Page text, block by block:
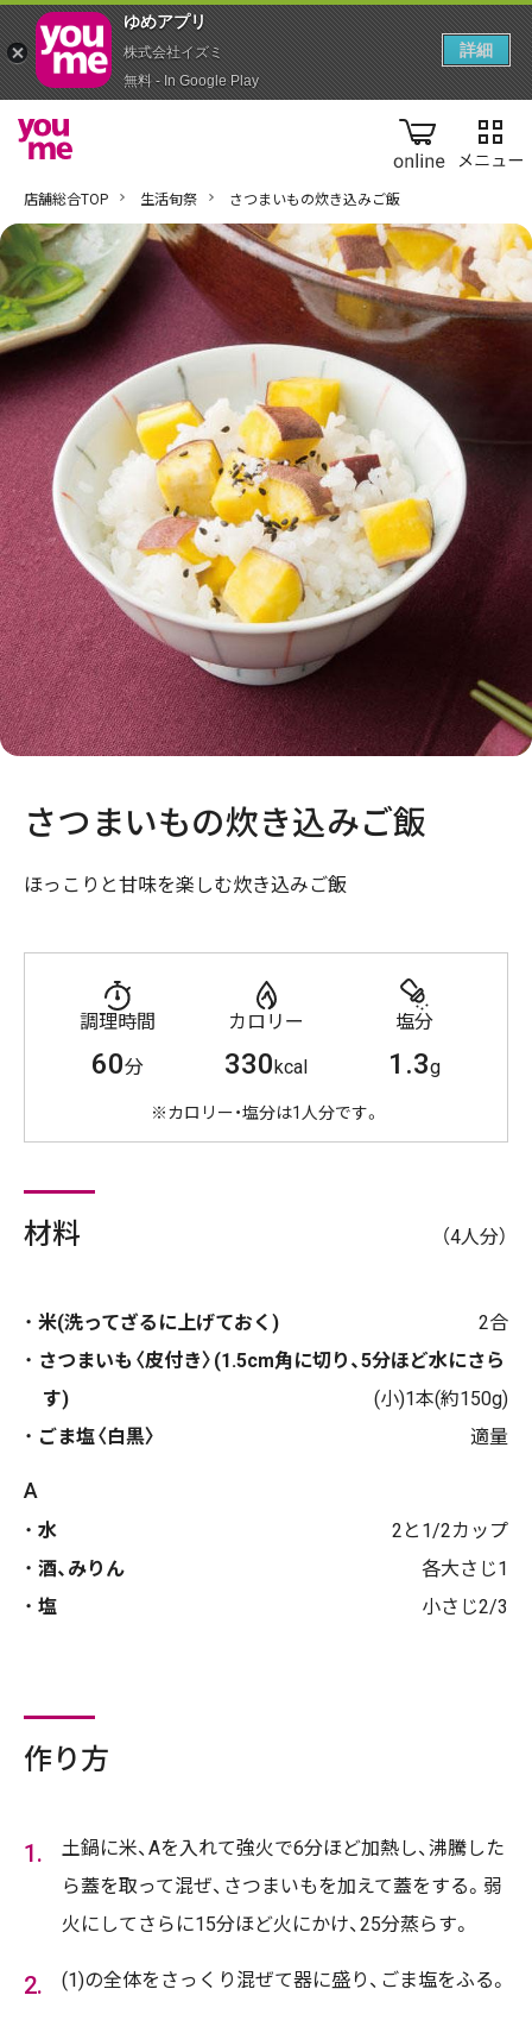
online
店舗総合TOP 生活旬祭 さつまいもの炊き込みご飯
さつまいもの炊き込みご飯
ほっこりと甘味を楽しむ炊き込みご飯
調理時間
60分
カロリー
330kcal
塩分
1.3g
※カロリー・塩分は1人分です。
材料 （4人分）
米(洗ってざるに上げておく)
2合
さつまいも〈皮付き〉(1.5cm角に切り、5分ほど水にさら
す)
(小)1本(約150g)
ごま塩〈白黒〉
適量
A
水
2と1/2カップ
酒、みりん
各大さじ1
塩
小さじ2/3
作り方
土鍋に米、Aを入れて強火で6分ほど加熱し、沸騰した
ら蓋を取って混ぜ、さつまいもを加えて蓋をする。弱
火にしてさらに15分ほど火にかけ、25分蒸らす。
(1)の全体をさっくり混ぜて器に盛り、ごま塩をふる。
ゆめアプ‪リ‬
株式会社イズミ
無料 - In Google Play
詳細